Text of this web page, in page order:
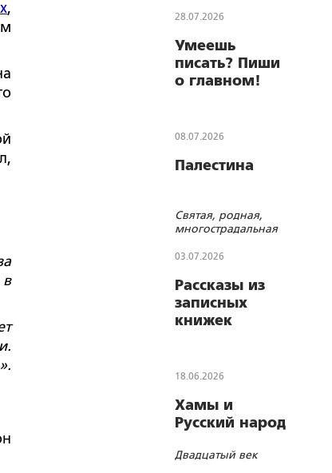
,
28.07.2026
Умеешь
писать? Пиши
о главном!
08.07.2026
Палестина
Святая, родная,
многострадальная
03.07.2026
Рассказы из
записных
книжек
18.06.2026
Хамы и
Русский народ
Двадцатый век